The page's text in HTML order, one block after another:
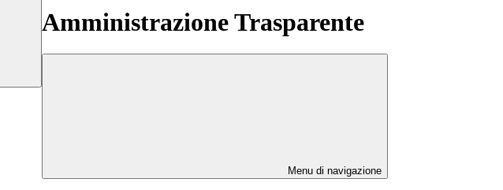
Amministrazione Trasparente
Menu di navigazione